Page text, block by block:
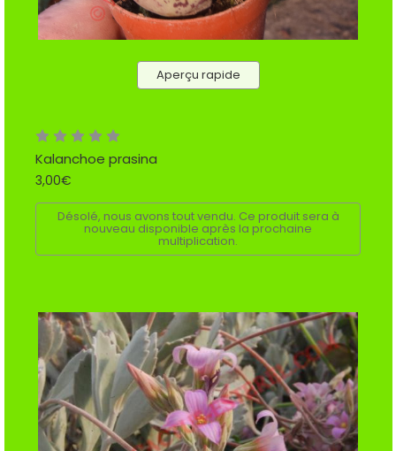
Aperçu rapide
Kalanchoe prasina
3,00€
Désolé, nous avons tout vendu. Ce produit sera à
nouveau disponible après la prochaine
multiplication.